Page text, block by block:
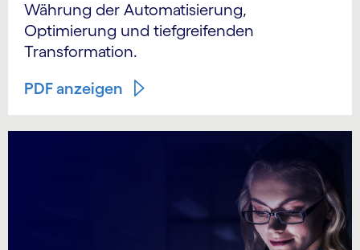
Währung der Automatisierung,
Optimierung und tiefgreifenden
Transformation.
PDF anzeigen